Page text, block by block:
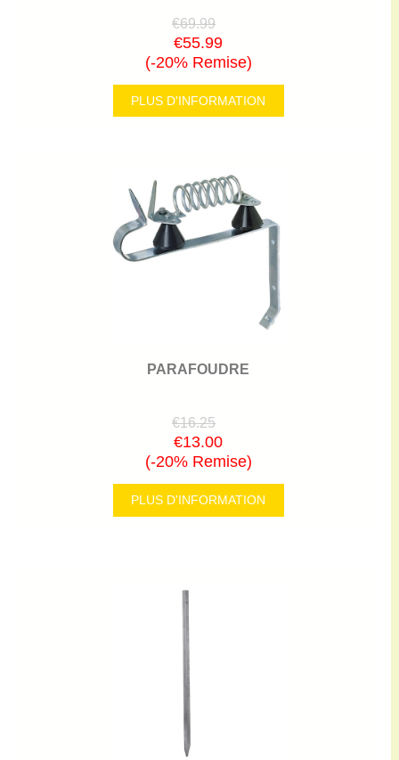
€69.99
€55.99
(-20% Remise)
PLUS D'INFORMATION
PARAFOUDRE
€16.25
€13.00
(-20% Remise)
PLUS D'INFORMATION